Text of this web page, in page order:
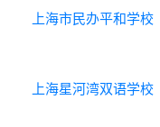
上海市民办平和学校
上海星河湾双语学校